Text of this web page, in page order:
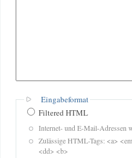
Eingabeformat
Filtered HTML
Internet- und E-Mail-Adressen
Zulässige HTML-Tags: <a>
<dd> <b>